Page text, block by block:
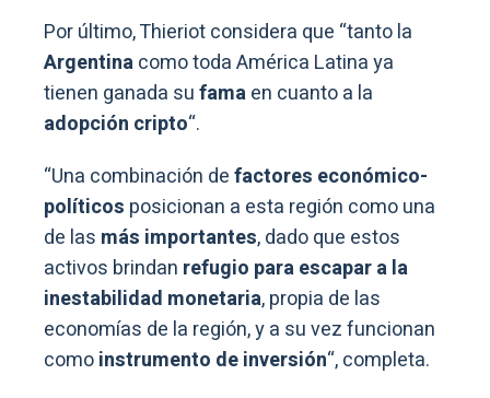
Por último, Thieriot considera que “tanto la
Argentinacomo toda América Latina ya
tienen ganada sufamaen cuanto a la
adopción cripto“.
“Una combinación defactores económico-
políticos posicionan a esta región como una
de las más importantes, dado que estos
activos brindan refugio para escapar a la
inestabilidad monetaria, propia de las
economías de la región, y a su vez funcionan
comoinstrumento de inversión“, completa.